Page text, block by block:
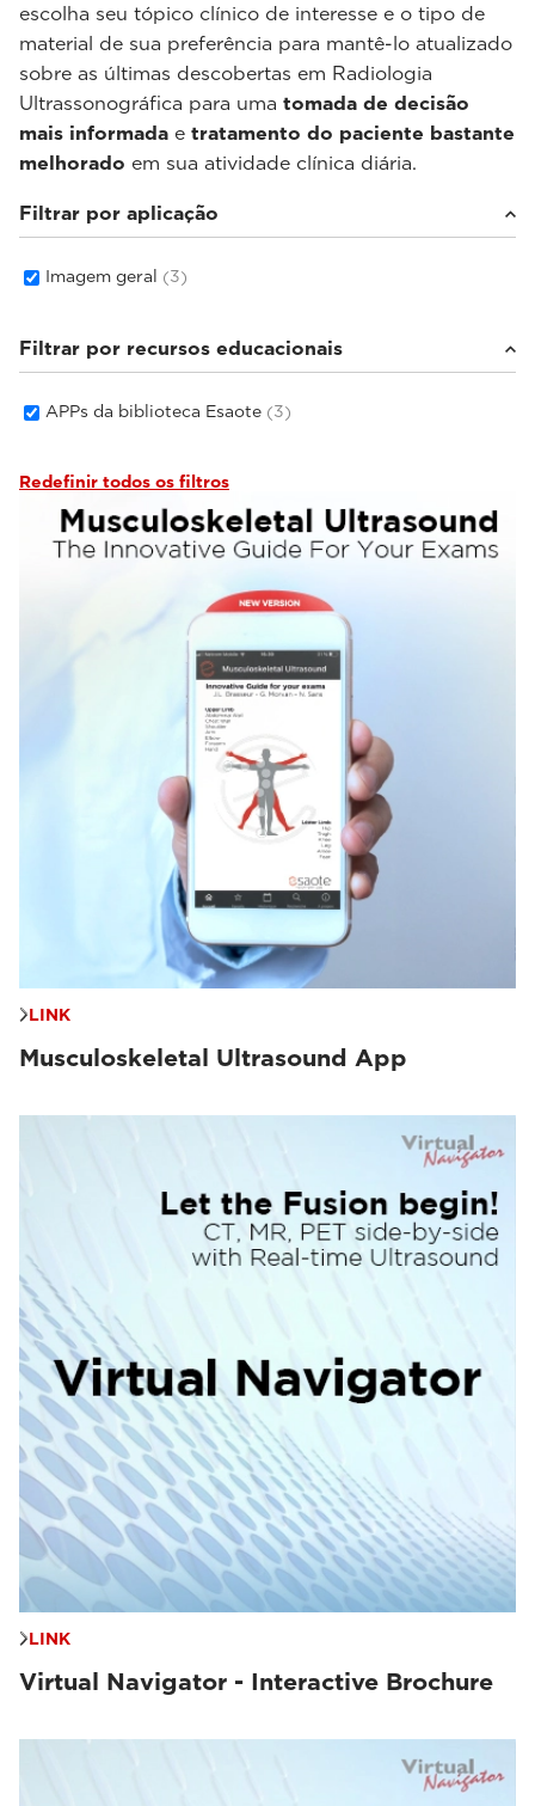
escolha seu tópico clínico de interesse e o tipo de
material de sua preferência para mantê-lo atualizado
sobre as últimas descobertas em Radiologia
Ultrassonográfica para uma tomada de decisão
mais informada e tratamento do paciente bastante
melhorado em sua atividade clínica diária.
Filtrar por aplicação
Imagem geral (3)
Filtrar por recursos educacionais
APPs da biblioteca Esaote (3)
Redefinir todos os filtros
LINK
Musculoskeletal Ultrasound App
LINK
Virtual Navigator - Interactive Brochure